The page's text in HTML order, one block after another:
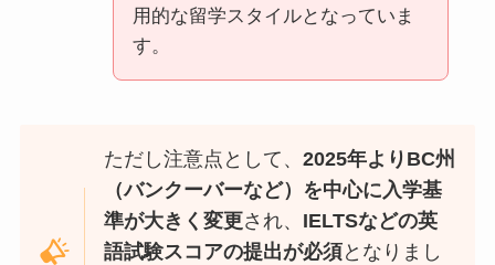
用的な留学スタイルとなっていま
す。
ただし注意点として、2025年よりBC州
（バンクーバーなど）を中心に入学基
準が大きく変更され、 IELTSなどの英
語試験スコアの提出が必須となりまし